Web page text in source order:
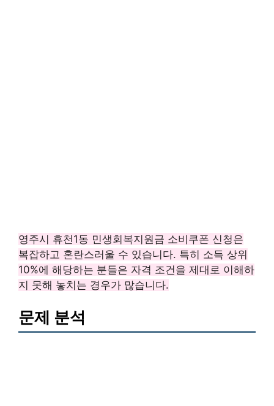
영주시 휴천1동 민생회복지원금 소비쿠폰 신청은
복잡하고 혼란스러울 수 있습니다. 특히 소득 상위
10%에 해당하는 분들은 자격 조건을 제대로 이해하
지 못해 놓치는 경우가 많습니다.
문제 분석